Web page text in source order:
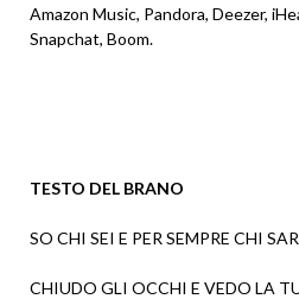
Amazon Music, Pandora, Deezer,
Snapchat, Boom.
TESTO DEL BRANO
SO CHI SEI E PER SEMPRE CHI
CHIUDO GLI OCCHI E VEDO LA